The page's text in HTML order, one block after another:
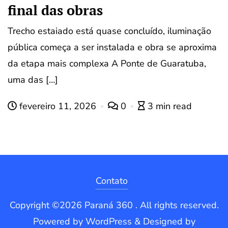
final das obras
Trecho estaiado está quase concluído, iluminação
pública começa a ser instalada e obra se aproxima
da etapa mais complexa A Ponte de Guaratuba,
uma das […]
fevereiro 11, 2026 0 3 min read
Contato
Copyright ©2026 Paraná 360 . All rights reserved.
Powered by WordPress & Designed by